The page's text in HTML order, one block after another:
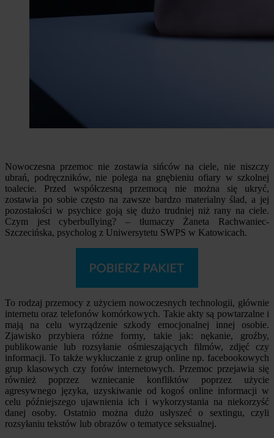
Nowoczesna przemoc nie zostawia sińców na ciele, nie niszczy
ubrań, podręczników, nie polega na gnębieniu ofiary w szkolnej
toalecie. Przed współczesną przemocą nie można się ukryć,
zostawia po sobie często na zawsze bardzo materialny ślad, a jej
pozostałości w psychice goją się dużo trudniej niż rany na ciele.
Czym jest cyberbullying? – tłumaczy Żaneta Rachwaniec-
Szczecińska, psycholog z Uniwersytetu SWPS w Katowicach.
To rodzaj przemocy z użyciem nowoczesnych technologii, głównie
internetu oraz telefonów komórkowych. Takie akty są powtarzalne i
mają na celu wyrządzenie szkody emocjonalnej innej osobie.
Zjawisko przybiera różne formy, takie jak: nękanie, groźby,
publikowanie lub rozsyłanie ośmieszających filmów, zdjęć czy
informacji. To także wykluczanie z grup online np. facebookowych
grup klasowych czy forów internetowych. Przemoc przejawia się
również poprzez wzniecanie konfliktów poprzez użycie
agresywnego języka, uzyskiwanie od kogoś online informacji w
celu późniejszego ujawnienia ich i wykorzystania na niekorzyść
danej osoby. Ostatnio można dużo usłyszeć o sextingu, czyli
rozsyłaniu tekstów lub obrazów o tematyce seksualnej.